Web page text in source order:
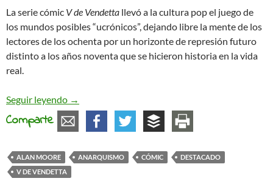
La serie cómic V de Vendetta llevó a la cultura pop el juego de
los mundos posibles “ucrónicos”, dejando libre la mente de los
lectores de los ochenta por un horizonte de represión futuro
distinto a los años noventa que se hicieron historia en la vida
real.
Seguir leyendo El anarquismo de Alan Moore fuera de las
→
Comparte
ALAN MOORE ANARQUISMO CÓMIC
DESTACADO
V DE VENDETTA